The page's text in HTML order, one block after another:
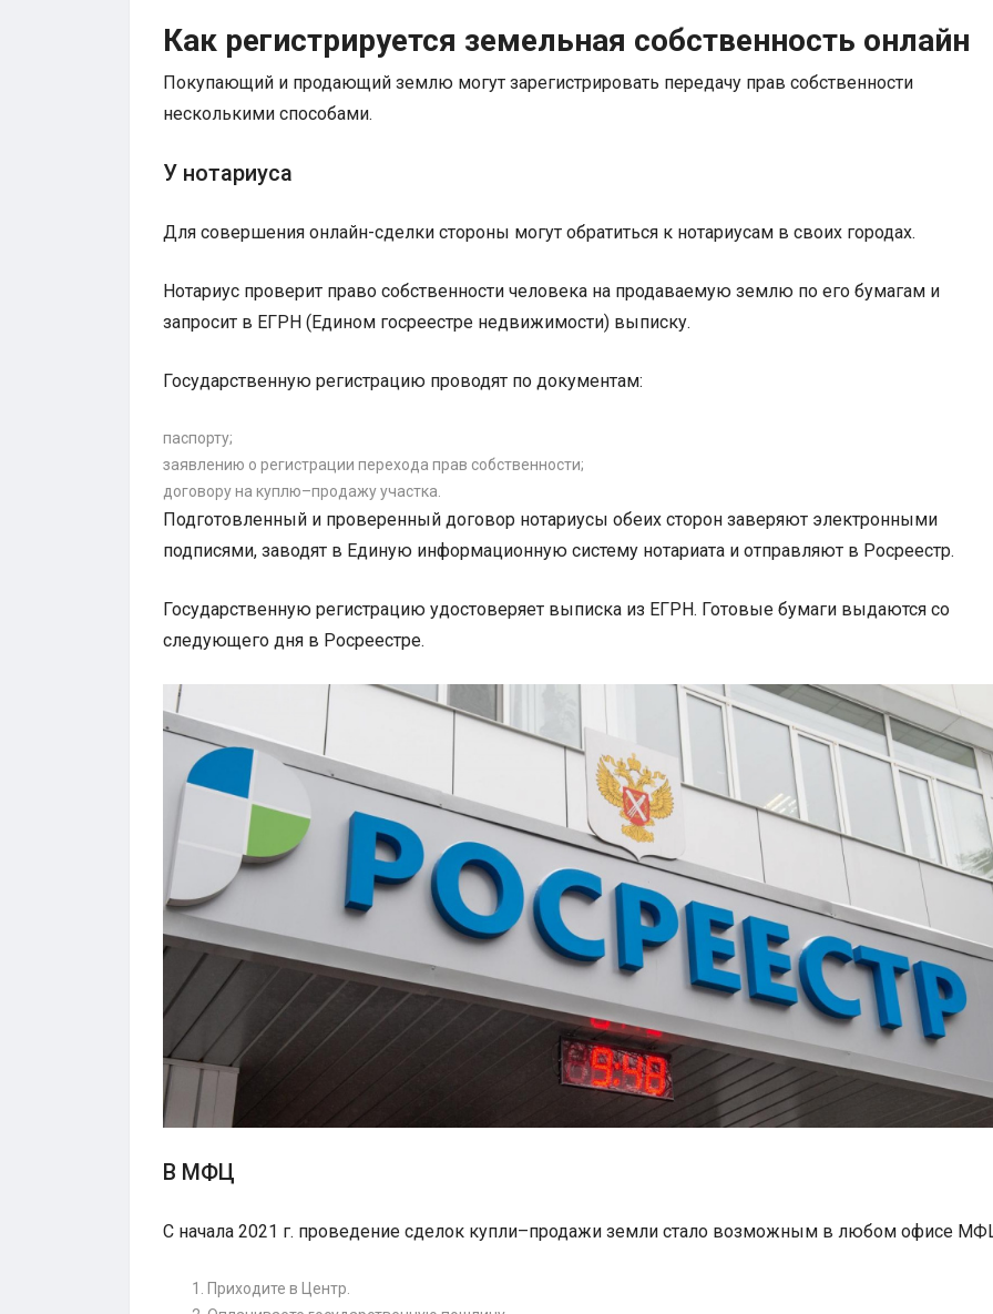
Как регистрируется земельная собственность онлайн
Покупающий и продающий землю могут зарегистрировать передачу прав собственности
несколькими способами.
У нотариуса
Для совершения онлайн-сделки стороны могут обратиться к нотариусам в своих городах.
Нотариус проверит право собственности человека на продаваемую землю по его бумагам и
запросит в ЕГРН (Едином госреестре недвижимости) выписку.
Государственную регистрацию проводят по документам:
паспорту;
заявлению о регистрации перехода прав собственности;
договору на куплю–продажу участка.
Подготовленный и проверенный договор нотариусы обеих сторон заверяют электронными
подписями, заводят в Единую информационную систему нотариата и отправляют в Росреестр.
Государственную регистрацию удостоверяет выписка из ЕГРН. Готовые бумаги выдаются со
следующего дня в Росреестре.
В МФЦ
С начала 2021 г. проведение сделок купли–продажи земли стало возможным в любом офисе
Приходите в Центр.